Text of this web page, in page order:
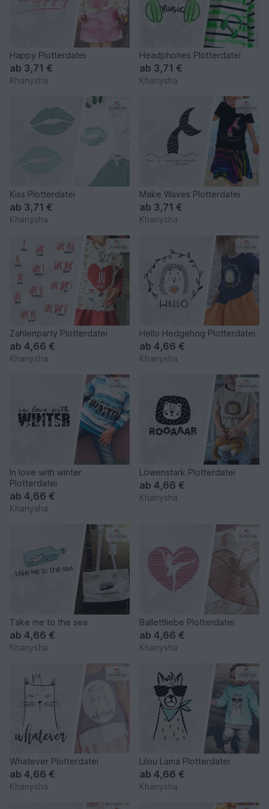
Happy Plotterdatei
ab 3,71 €
Khanysha
Headphones Plotterdatei
ab 3,71 €
Khanysha
Kiss Plotterdatei
ab 3,71 €
Khanysha
Make Waves Plotterdatei
ab 3,71 €
Khanysha
Zahlenparty Plotterdatei
ab 4,66 €
Khanysha
Hello Hedgehog Plotterdatei
ab 4,66 €
Khanysha
In love with winter
Plotterdatei
ab 4,66 €
Khanysha
Löwenstark Plotterdatei
ab 4,66 €
Khanysha
Take me to the sea
ab 4,66 €
Khanysha
Ballettliebe Plotterdatei
ab 4,66 €
Khanysha
Whatever Plotterdatei
ab 4,66 €
Khanysha
Lilou Lama Plotterdatei
ab 4,66 €
Khanysha